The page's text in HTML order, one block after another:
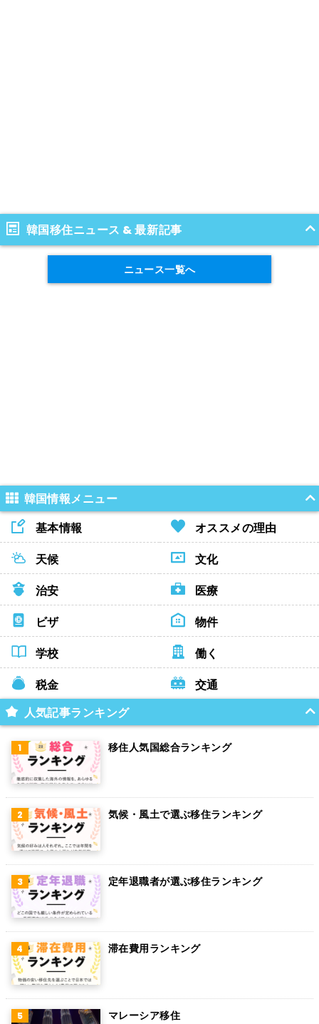
韓国移住ニュース & 最新記事
ニュース一覧へ
韓国情報メニュー
基本情報
オススメの理由
天候
文化
治安
医療
ビザ
物件
学校
働く
税金
交通
人気記事ランキング
移住人気国総合ランキング
気候・風土で選ぶ移住ランキング
定年退職者が選ぶ移住ランキング
滞在費用ランキング
マレーシア移住